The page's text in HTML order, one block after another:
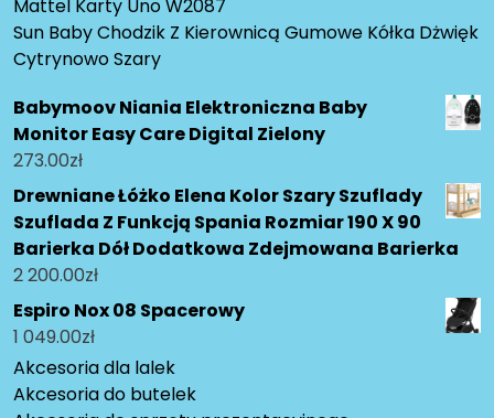
Mattel Karty Uno W2087
Sun Baby Chodzik Z Kierownicą Gumowe Kółka Dżwięk
Cytrynowo Szary
Babymoov Niania Elektroniczna Baby
Monitor Easy Care Digital Zielony
273.00zł
Drewniane Łóżko Elena Kolor Szary Szuflady
Szuflada Z Funkcją Spania Rozmiar 190 X 90
Barierka Dół Dodatkowa Zdejmowana Barierka
2 200.00zł
Espiro Nox 08 Spacerowy
1 049.00zł
Akcesoria dla lalek
Akcesoria do butelek